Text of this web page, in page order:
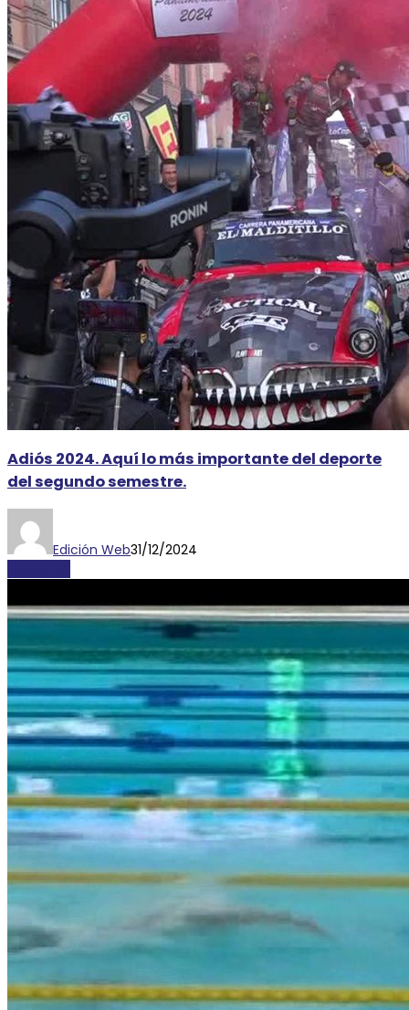
Adiós 2024. Aquí lo más importante del deporte
del segundo semestre.
Edición Web31/12/2024